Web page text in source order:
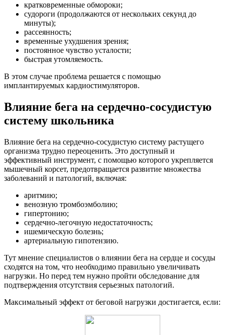
кратковременные обмороки;
судороги (продолжаются от нескольких секунд до
минуты);
рассеянность;
временные ухудшения зрения;
постоянное чувство усталости;
быстрая утомляемость.
В этом случае проблема решается с помощью
имплантируемых кардиостимуляторов.
Влияние бега на сердечно-сосудистую
систему школьника
Влияние бега на сердечно-сосудистую систему растущего
организма трудно переоценить. Это доступный и
эффективный инструмент, с помощью которого укрепляется
мышечный корсет, предотвращается развитие множества
заболеваний и патологий, включая:
аритмию;
венозную тромбоэмболию;
гипертонию;
сердечно-легочную недостаточность;
ишемическую болезнь;
артериальную гипотензию.
Тут мнение специалистов о влиянии бега на сердце и сосуды
сходятся на том, что необходимо правильно увеличивать
нагрузки. Но перед тем нужно пройти обследование для
подтверждения отсутствия серьезных патологий.
Максимальный эффект от беговой нагрузки достигается, если: